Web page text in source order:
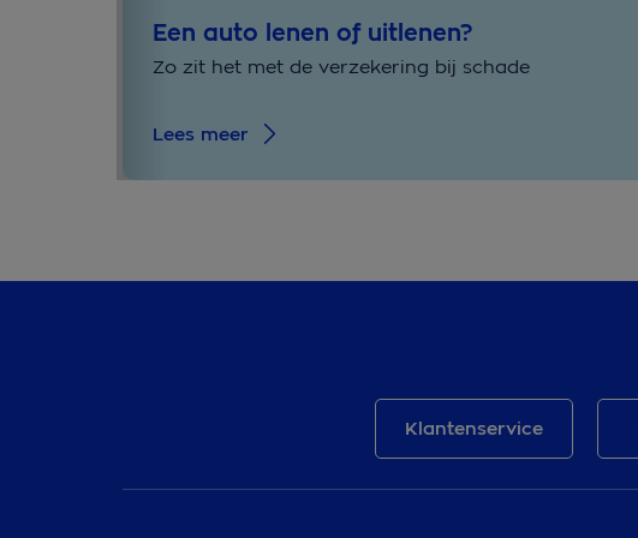
Een auto lenen of uitlenen?
Zo zit het met de verzekering bij schade
Lees meer
Klantenservice